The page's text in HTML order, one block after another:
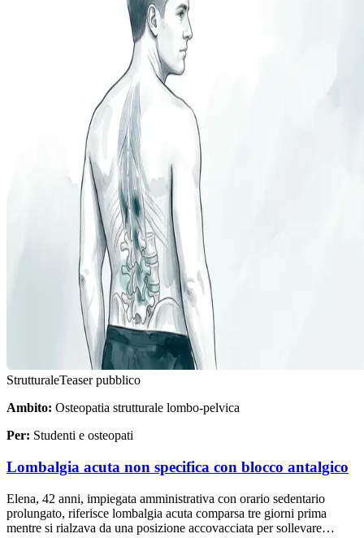
StrutturaleTeaser pubblico
Ambito: Osteopatia strutturale lombo-pelvica
Per: Studenti e osteopati
Lombalgia acuta non specifica con blocco antalgico
Elena, 42 anni, impiegata amministrativa con orario sedentario
prolungato, riferisce lombalgia acuta comparsa tre giorni prima
mentre si rialzava da una posizione accovacciata per sollevare…